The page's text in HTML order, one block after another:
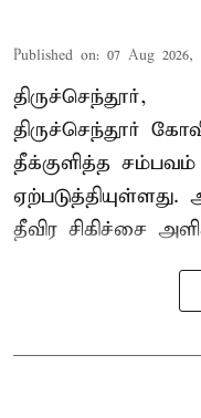
Published on: 07 Aug 2026,
திருச்செந்தூர்,
திருச்செந்தூர்
தீக்குளித்த
தீவிர சிகிச்சை